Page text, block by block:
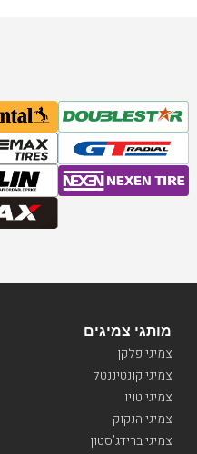
מותגי צמיגים
צמיגי פלקן
צמיגי קונטיננטל
צמיגי טויו
צמיגי הנקוק
צמיגי ברידג’סטון